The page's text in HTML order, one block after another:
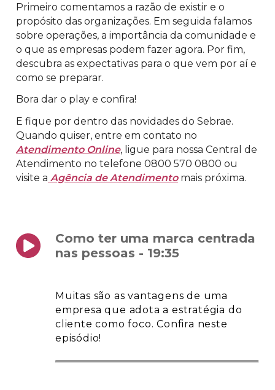
Primeiro comentamos a razão de existir e o
propósito das organizações. Em seguida falamos
sobre operações, a importância da comunidade e
o que as empresas podem fazer agora. Por fim,
descubra as expectativas para o que vem por aí e
como se preparar.
Bora dar o play e confira!
E fique por dentro das novidades do Sebrae.
Quando quiser, entre em contato no
Atendimento Online, ligue para nossa Central de
Atendimento no telefone 0800 570 0800 ou
visite a Agência de Atendimentomais próxima.
Como ter uma marca centrada
nas pessoas - 19:35
Muitas são as vantagens de uma
empresa que adota a estratégia do
cliente como foco. Confira neste
episódio!